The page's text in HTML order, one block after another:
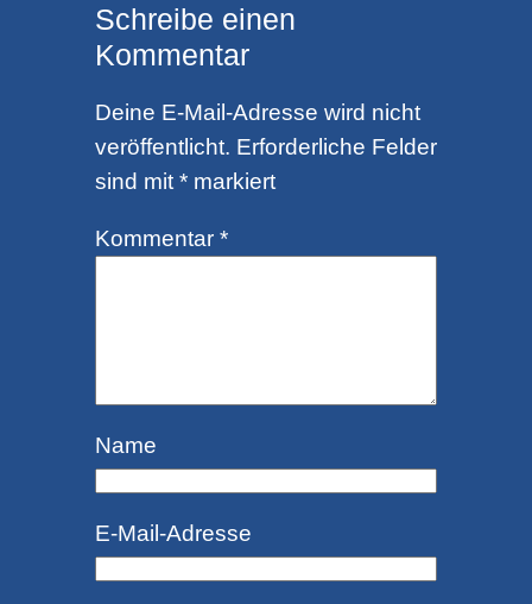
Schreibe einen
Kommentar
Deine E-Mail-Adresse wird nicht
veröffentlicht. Erforderliche Felder
sind mit *markiert
Kommentar *
Name
E-Mail-Adresse